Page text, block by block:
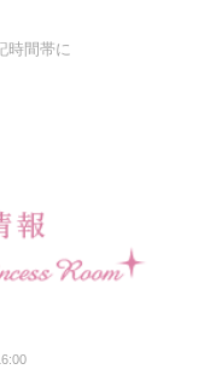
時間帯に